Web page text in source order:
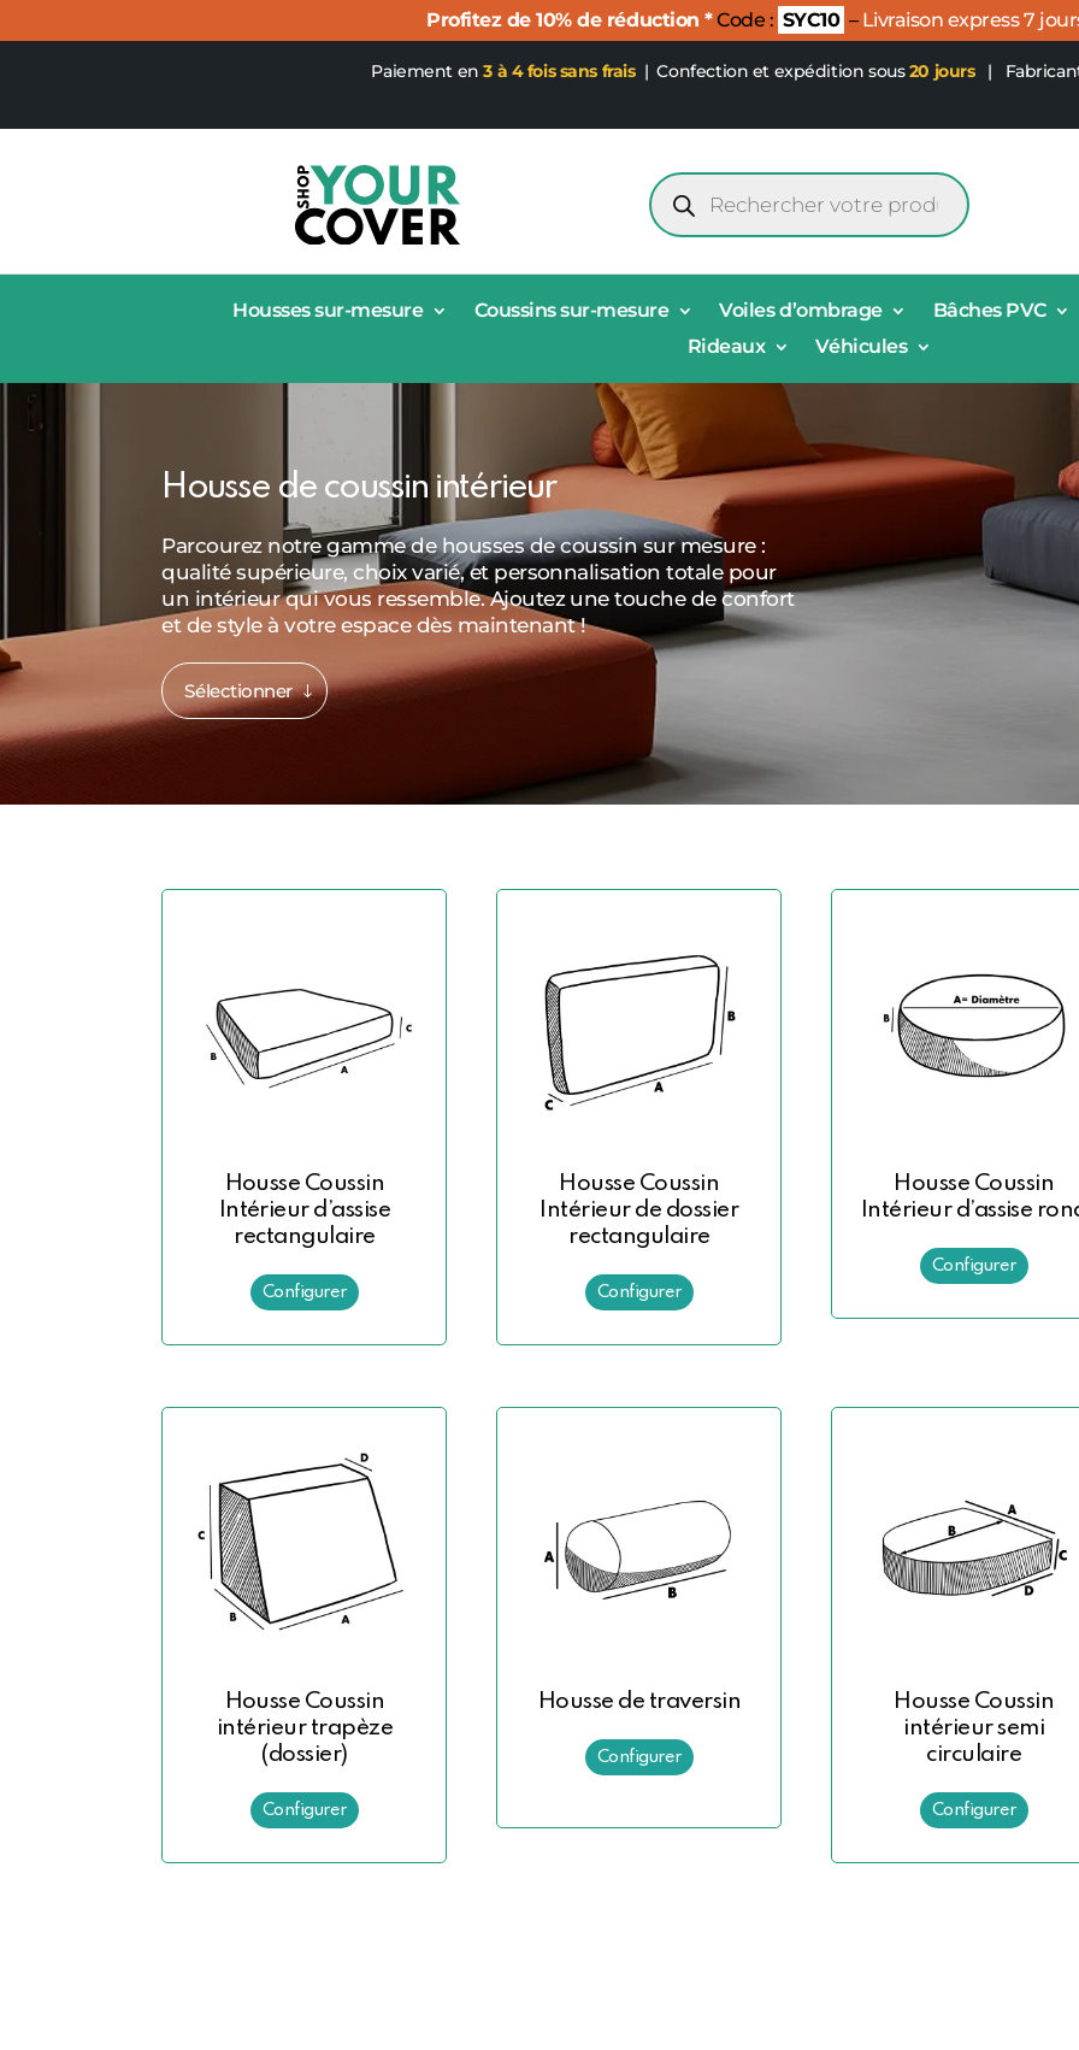
Profitez de 10% de réduction *Code : SYC10 – Livraison express 7
Paiement en3 à 4 fois sans frais|Confection et expédition sous 20 jours |
Recherche
de
produits
Housses sur-mesure Coussins sur-mesure Voiles d’ombrage Bâches PVC
Rideaux
Véhicules
Housse de coussin intérieur
Parcourez notre gamme de housses de coussin sur mesure :
qualité supérieure, choix varié, et personnalisation totale pour
un intérieur qui vous ressemble. Ajoutez une touche de confort
et de style à votre espace dès maintenant !
Sélectionner
Housse Coussin
Intérieur d’assise
rectangulaire
Housse Coussin
Intérieur de dossier
rectangulaire
Housse Coussin
Intérieur d’assise
Housse Coussin
intérieur trapèze
(dossier)
Housse de traversin
Housse Coussin
intérieur semi
circulaire